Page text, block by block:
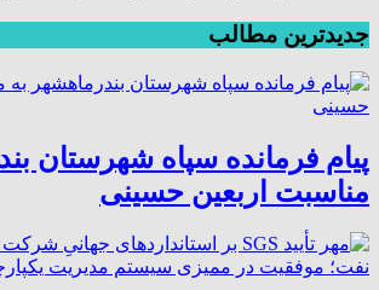
جدیدترین مطالب
پیام فرمانده سپاه شهرستان
مناسبت اربعین حسینی